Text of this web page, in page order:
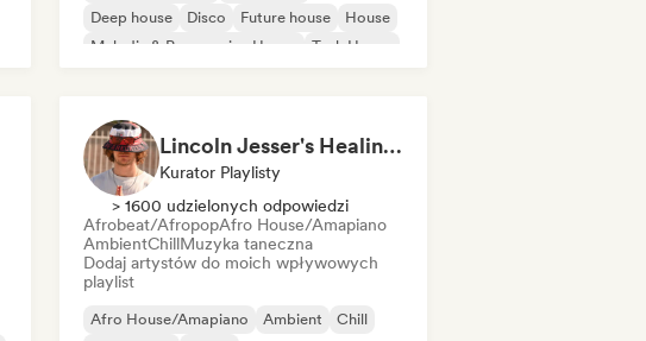
Deep house
Disco Future house
House
Melodic & Progressive House
Tech House
Lincoln Jesser's Healing House Playlist
Kurator Playlisty
> 1600 udzielonych odpowiedzi
Afrobeat/AfropopAfro House/Amapiano
AmbientChillMuzyka taneczna
Dodaj artystów do moich wpływowych
playlist
Afro House/Amapiano Ambient
Chill